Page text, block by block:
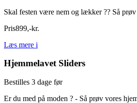
Skal festen være nem og lækker ?? Så
Pris899,-kr.
Læs mere i
Hjemmelavet Sliders
Bestilles 3 dage før
Er du med på moden ? - Så prøv vores